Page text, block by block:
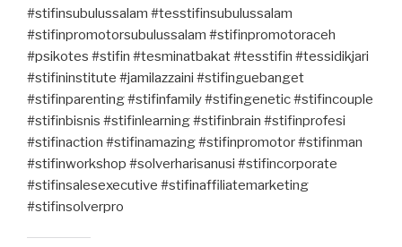
#stifinsubulussalam #tesstifinsubulussalam
#stifinpromotorsubulussalam #stifinpromotoraceh
#psikotes #stifin #tesminatbakat #tesstifin #tessidikjari
#stifininstitute #jamilazzaini #stifinguebanget
#stifinparenting #stifinfamily #stifingenetic #stifincouple
#stifinbisnis #stifinlearning #stifinbrain #stifinprofesi
#stifinaction #stifinamazing #stifinpromotor #stifinman
#stifinworkshop #solverharisanusi #stifincorporate
#stifinsalesexecutive #stifinaffiliatemarketing
#stifinsolverpro